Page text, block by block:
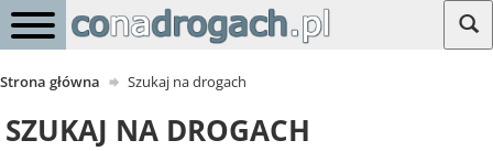
Strona główna Szukaj na drogach
SZUKAJ NA DROGACH